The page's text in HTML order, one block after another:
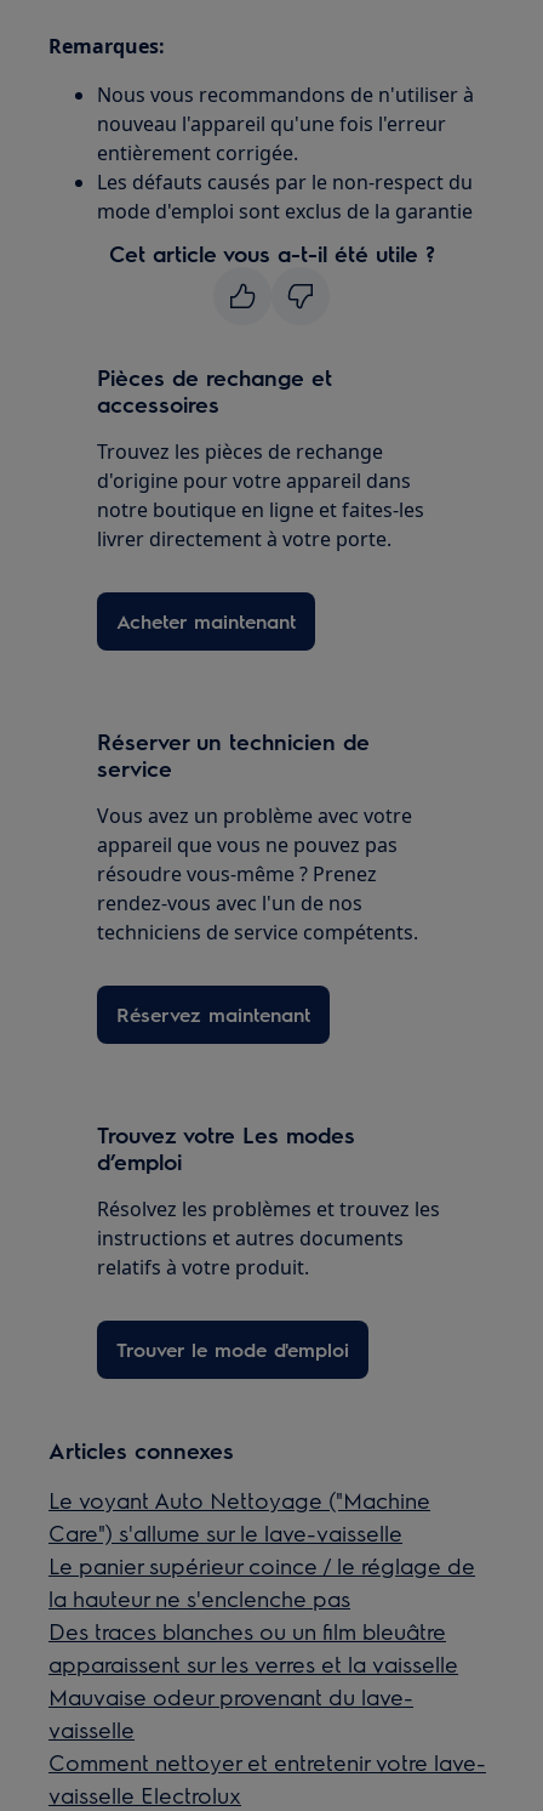
Remarques:
Nous vous recommandons de n'utiliser à
nouveau l'appareil qu'une fois l'erreur
entièrement corrigée.
Les défauts causés par le non-respect du
mode d'emploi sont exclus de la garantie
Cet article vous a-t-il été utile ?
Pièces de rechange et
accessoires
Trouvez les pièces de rechange
d'origine pour votre appareil dans
notre boutique en ligne et faites-les
livrer directement à votre porte.
Acheter maintenant
Réserver un technicien de
service
Vous avez un problème avec votre
appareil que vous ne pouvez pas
résoudre vous-même ? Prenez
rendez-vous avec l'un de nos
techniciens de service compétents.
Réservez maintenant
Trouvez votre Les modes
d’emploi
Résolvez les problèmes et trouvez les
instructions et autres documents
relatifs à votre produit.
Trouver le mode d'emploi
Articles connexes
Le voyant Auto Nettoyage ("Machine
Care") s'allume sur le lave-vaisselle
Le panier supérieur coince / le réglage de
la hauteur ne s'enclenche pas
Des traces blanches ou un film bleuâtre
apparaissent sur les verres et la vaisselle
Mauvaise odeur provenant du lave-
vaisselle
Comment nettoyer et entretenir votre lave-
vaisselle Electrolux